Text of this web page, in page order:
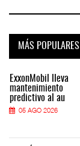
MÁS POPULARES
ExxonMobil lleva
mantenimiento
predictivo al au
05 AGO 2026